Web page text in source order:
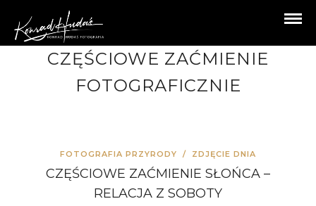
CZĘŚCIOWE ZAĆMIENIE
FOTOGRAFICZNIE
FOTOGRAFIA PRZYRODY / ZDJĘCIE DNIA
CZĘŚCIOWE ZAĆMIENIE SŁOŃCA –
RELACJA Z SOBOTY